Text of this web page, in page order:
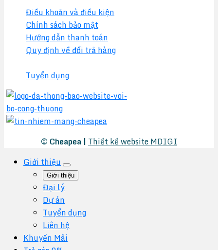
Điều khoản và điều kiện
Chính sách bảo mật
Hướng dẫn thanh toán
Quy định về đổi trả hàng
Tuyển dụng
© Cheapea |Thiết kế website MDIGI
Giới thiệu
Giới thiệu
Đại lý
Dự án
Tuyển dụng
Liên hệ
Khuyến Mãi